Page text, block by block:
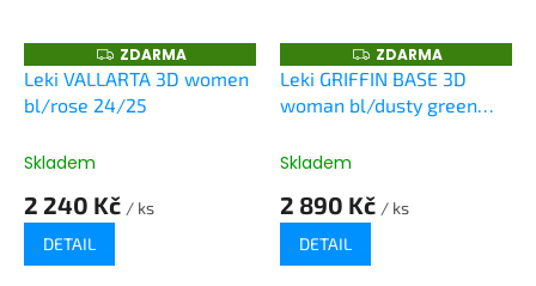
Z
D
A
R
ZDARMA
Leki VALLARTA 3D women
bl/rose 24/25
Skladem
2 240 Kč / ks
DETAIL
Z
D
A
R
ZDARMA
Leki GRIFFIN BASE 3D
woman bl/dusty green
Skladem
2 890 Kč / ks
DETAIL